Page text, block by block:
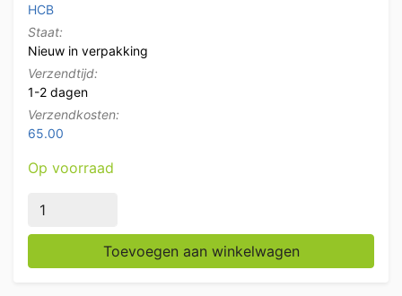
HCB
Staat:
Nieuw in verpakking
Verzendtijd:
1-2 dagen
Verzendkosten:
65.00
Op voorraad
Glasdeurkoeling Koelkast Drankkoelkast Glazen deur
Toevoegen aan winkelwagen